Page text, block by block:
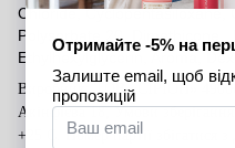
Chloride, Cyclopentasiloxane,
Polysorbate 20, Dimethicone ,
Ethylhexylglycerin, Aroma,
Виробник: ТОВ «СІРІОН»
Акінфієва 18, Умови
+25 C. Номер партії збігатися